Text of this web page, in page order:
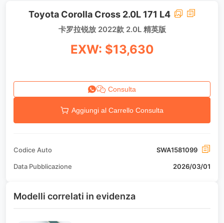
Toyota Corolla Cross 2.0L 171 L4
卡罗拉锐放 2022款 2.0L 精英版
EXW: $13,630
Consulta
Aggiungi al Carrello Consulta
Codice Auto SWA1581099
Data Pubblicazione 2026/03/01
Modelli correlati in evidenza